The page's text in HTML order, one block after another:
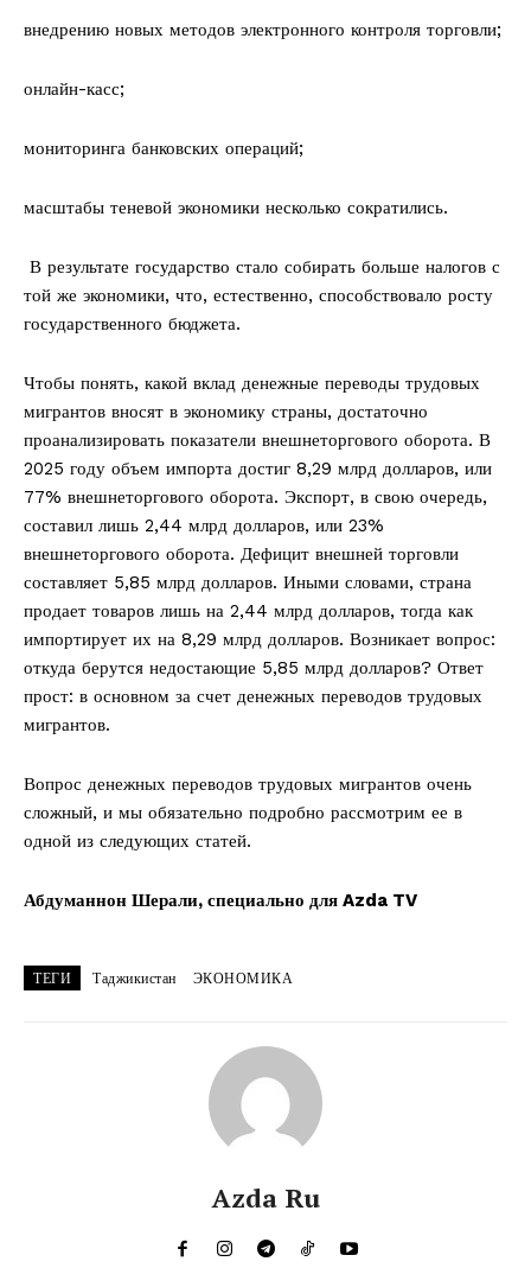
внедрению новых методов электронного контроля торговли;
онлайн-касс;
мониторинга банковских операций;
масштабы теневой экономики несколько сократились.
В результате государство стало собирать больше налогов с
той же экономики, что, естественно, способствовало росту
государственного бюджета.
Чтобы понять, какой вклад денежные переводы трудовых
мигрантов вносят в экономику страны, достаточно
проанализировать показатели внешнеторгового оборота. В
2025 году объем импорта достиг 8,29 млрд долларов, или
77% внешнеторгового оборота. Экспорт, в свою очередь,
составил лишь 2,44 млрд долларов, или 23%
внешнеторгового оборота. Дефицит внешней торговли
составляет 5,85 млрд долларов. Иными словами, страна
продает товаров лишь на 2,44 млрд долларов, тогда как
импортирует их на 8,29 млрд долларов. Возникает вопрос:
откуда берутся недостающие 5,85 млрд долларов? Ответ
прост: в основном за счет денежных переводов трудовых
мигрантов.
Вопрос денежных переводов трудовых мигрантов очень
сложный, и мы обязательно подробно рассмотрим ее в
одной из следующих статей.
Абдуманнон Шерали, специально для Azda TV
ТЕГИ Таджикистан ЭКОНОМИКА
Azda Ru